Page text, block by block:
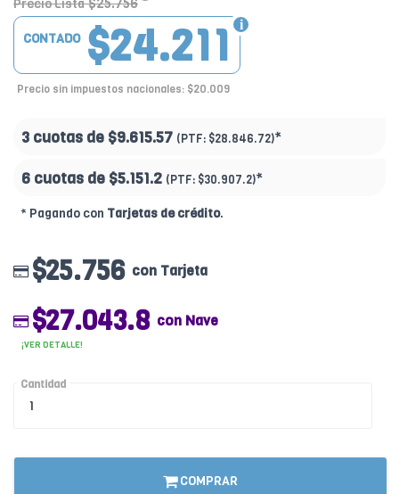
Precio Lista
$24.211
CONTADO
Precio sin impuestos nacionales: $20.009
3 cuotas de $9.615.57 (PTF: $28.846.72)*
6 cuotas de $5.151.2 (PTF: $30.907.2)*
* Pagando con Tarjetas de crédito.
$25.756 con Tarjeta
$27.043.8 con Nave
¡VER DETALLE!
Cantidad
COMPRAR